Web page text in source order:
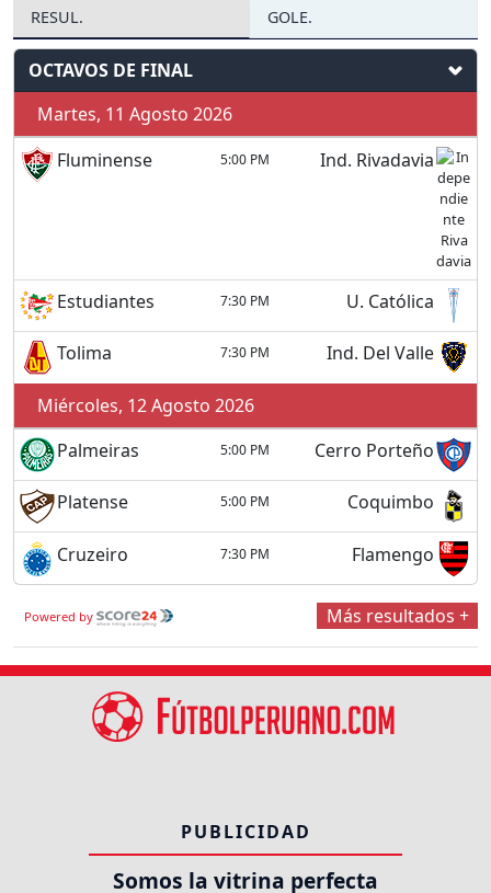
RESUL. GOLE.
OCTAVOS DE FINAL
Martes, 11 Agosto 2026
Fluminense
5:00 PM Ind. Rivadavia
Estudiantes 7:30 PM U. Católica
Tolima 7:30 PM Ind. Del Valle
Miércoles, 12 Agosto 2026
Palmeiras
5:00 PM Cerro Porteño
Platense 5:00 PM Coquimbo
Cruzeiro 7:30 PM Flamengo
Powered by Más resultados +
PUBLICIDAD
Somos la vitrina perfecta